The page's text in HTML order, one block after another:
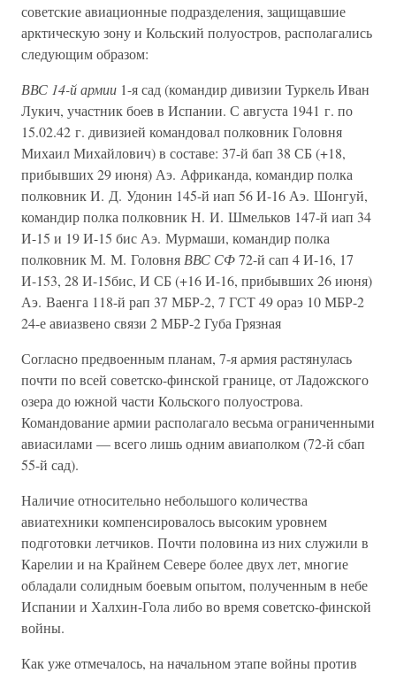
советские авиационные подразделения, защищавшие
арктическую зону и Кольский полуостров, располагались
следующим образом:
ВВС 14-й армии 1-я сад (командир дивизии Туркель Иван
Лукич, участник боев в Испании. С августа 1941 г. по
15.02.42 г. дивизией командовал полковник Головня
Михаил Михайлович) в составе: 37-й бап 38 СБ (+18,
прибывших 29 июня) Аэ. Африканда, командир полка
полковник И. Д. Удонин 145-й иап 56 И-16 Аэ. Шонгуй,
командир полка полковник Н. И. Шмельков 147-й иап 34
И-15 и 19 И-15 бис Аэ. Мурмаши, командир полка
полковник М. М. Головня ВВС СФ72-й сап 4 И-16, 17
И-153, 28 И-15бис, И СБ (+16 И-16, прибывших 26 июня)
Аэ. Ваенга 118-й рап 37 МБР-2, 7 ГСТ 49 ораэ 10 МБР-2
24-е авиазвено связи 2 МБР-2 Губа Грязная
Согласно предвоенным планам, 7-я армия растянулась
почти по всей советско-финской границе, от Ладожского
озера до южной части Кольского полуострова.
Командование армии располагало весьма ограниченными
авиасилами — всего лишь одним авиаполком (72-й сбап
55-й сад).
Наличие относительно небольшого количества
авиатехники компенсировалось высоким уровнем
подготовки летчиков. Почти половина из них служили в
Карелии и на Крайнем Севере более двух лет, многие
обладали солидным боевым опытом, полученным в небе
Испании и Халхин-Гола либо во время советско-финской
войны.
Как уже отмечалось, на начальном этапе войны против